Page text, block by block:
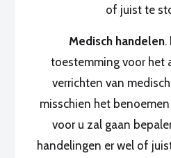
of juist te
Medisch handelen.
toestemming voor het
verrichten van
misschien het
voor u zal gaan
handelingen er wel of